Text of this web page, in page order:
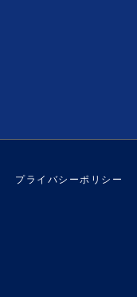
プライバシーポリシー